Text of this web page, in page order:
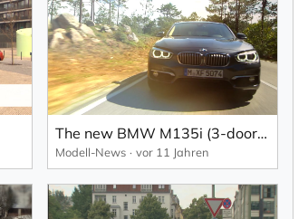
The new BMW M135i (3-door) / BMW 120d xDrive (5-door).
Modell-News vor 11 Jahren